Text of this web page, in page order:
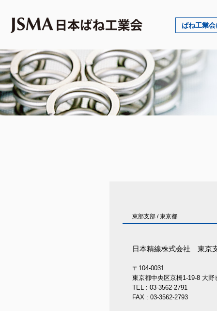
ばね工業
東部支部 /東京都
日本精線株式会社 東京
〒104-0031
東京都中央区京橋1-19-8 大野
TEL : 03-3562-2791
FAX : 03-3562-2793